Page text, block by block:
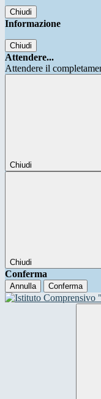
Chiudi
Informazione
Chiudi
Attendere...
Attendere il
Chiudi
Chiudi
Conferma
Annulla Conferma